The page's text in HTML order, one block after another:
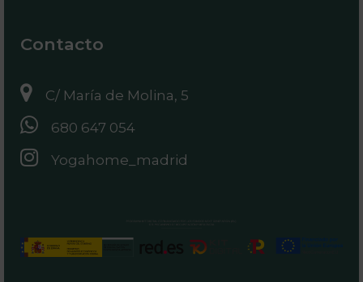
Contacto
C/ María de Molina, 5
680 647 054
Yogahome_madrid